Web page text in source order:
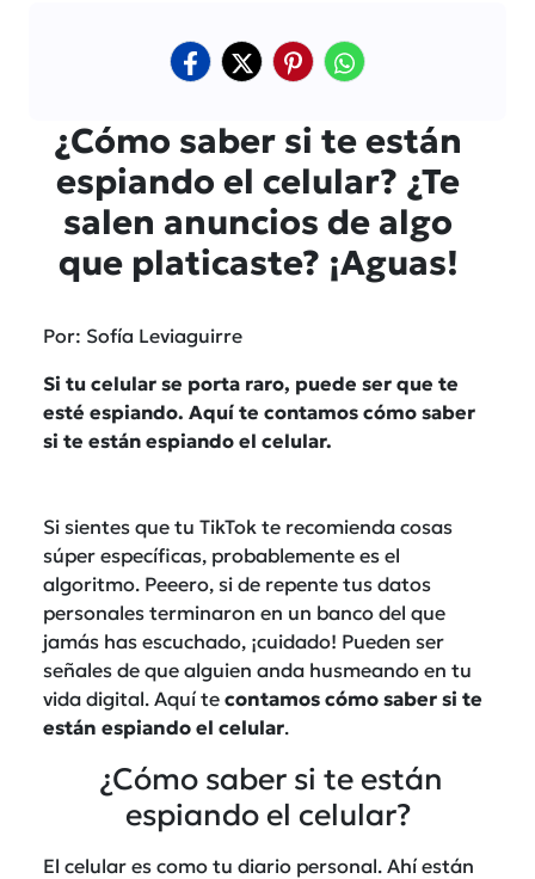
¿Cómo saber si te están
espiando el celular? ¿Te
salen anuncios de algo
que platicaste? ¡Aguas!
Por: Sofía Leviaguirre
Si tu celular se porta raro, puede ser que te
esté espiando. Aquí te contamos cómo saber
si te están espiando el celular.
Si sientes que tu TikTok te recomienda cosas
súper específicas, probablemente es el
algoritmo. Peeero, si de repente tus datos
personales terminaron en un banco del que
jamás has escuchado, ¡cuidado! Pueden ser
señales de que alguien anda husmeando en tu
vida digital. Aquí te contamos cómo saber si te
están espiando el celular.
¿Cómo saber si te están
espiando el celular?
El celular es como tu diario personal. Ahí están